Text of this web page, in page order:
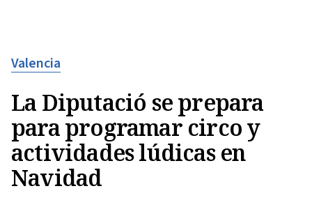
Valencia
La Diputació se prepara
para programar circo y
actividades lúdicas en
Navidad